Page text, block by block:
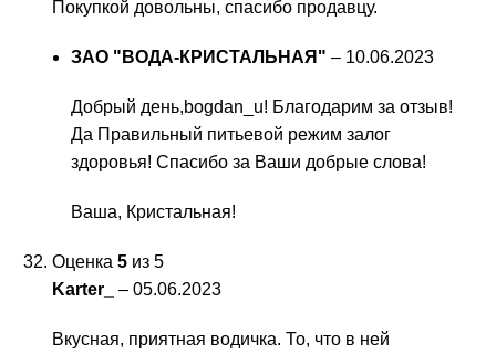
Покупкой довольны, спасибо продавцу.
ЗАО "ВОДА-КРИСТАЛЬНАЯ" – 10.06.2023
Добрый день,bogdan_u! Благодарим за отзыв!
Да Правильный питьевой режим залог
здоровья! Спасибо за Ваши добрые слова!
Ваша, Кристальная!
Оценка 5 из 5
Karter_ – 05.06.2023
Вкусная, приятная водичка. То, что в ней